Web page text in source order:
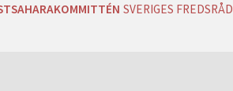
SVERIGES FREDSRÅD